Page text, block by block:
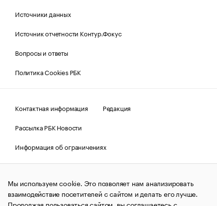
Источники данных
Источник отчетности Контур.Фокус
Вопросы и ответы
Политика Cookies РБК
Контактная информация
Редакция
Рассылка РБК Новости
Информация об ограничениях
Правовая информация
О соблюдении авторских прав
© АО «РОСБИЗНЕСКОНСАЛТИНГ»,1995–2026.Сообщения
и материалы информационного агентства «РБК»
(зарегистрировано Федеральной службой по надзору в сфере
Мы используем cookie. Это позволяет нам анализировать
взаимодействие посетителей с сайтом и делать его лучше.